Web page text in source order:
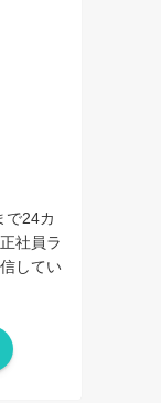
で24カ
社員ラ
してい